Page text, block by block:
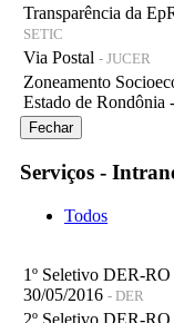
Transparência da
SETIC
Via Postal - JUCER
Zoneamento
Estado de Rondônia
Fechar
Serviços -
Todos
1º Seletivo DER-
30/05/2016 - DER
2º Seletivo DER-